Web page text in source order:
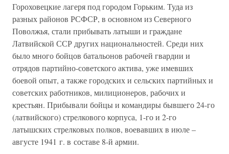
Гороховецкие лагеря под городом Горьким. Туда из
разных районов РСФСР, в основном из Северного
Поволжья, стали прибывать латыши и граждане
Латвийской ССР других национальностей. Среди них
было много бойцов батальонов рабочей гвардии и
отрядов партийно-советского актива, уже имевших
боевой опыт, а также городских и сельских партийных и
советских работников, милиционеров, рабочих и
крестьян. Прибывали бойцы и командиры бывшего 24-го
(латвийского) стрелкового корпуса, 1-го и 2-го
латышских стрелковых полков, воевавших в июле –
августе 1941 г. в составе 8-й армии.